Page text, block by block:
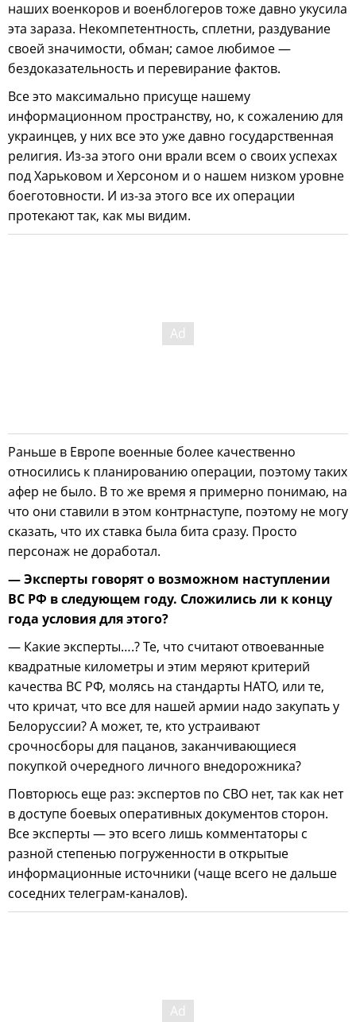
наших военкоров и военблогеров тоже давно укусила
эта зараза. Некомпетентность, сплетни, раздувание
своей значимости, обман; самое любимое —
бездоказательность и перевирание фактов.
Все это максимально присуще нашему
информационном пространству, но, к сожалению для
украинцев, у них все это уже давно государственная
религия. Из-за этого они врали всем о своих успехах
под Харьковом и Херсоном и о нашем низком уровне
боеготовности. И из-за этого все их операции
протекают так, как мы видим.
Раньше в Европе военные более качественно
относились к планированию операции, поэтому таких
афер не было. В то же время я примерно понимаю, на
что они ставили в этом контрнаступе, поэтому не могу
сказать, что их ставка была бита сразу. Просто
персонаж не доработал.
— Эксперты говорят о возможном наступлении
ВС РФ в следующем году. Сложились ли к концу
года условия для этого?
— Какие эксперты….? Те, что считают отвоеванные
квадратные километры и этим меряют критерий
качества ВС РФ, молясь на стандарты НАТО, или те,
что кричат, что все для нашей армии надо закупать у
Белоруссии? А может, те, кто устраивают
срочносборы для пацанов, заканчивающиеся
покупкой очередного личного внедорожника?
Повторюсь еще раз: экспертов по СВО нет, так как нет
в доступе боевых оперативных документов сторон.
Все эксперты — это всего лишь комментаторы с
разной степенью погруженности в открытые
информационные источники (чаще всего не дальше
соседних телеграм-каналов).